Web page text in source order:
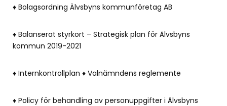
♦ Bolagsordning Älvsbyns kommunföretag AB
♦ Balanserat styrkort – Strategisk plan för Älvsbyns
kommun 2019-2021
♦ Internkontrollplan ♦ Valnämndens reglemente
♦ Policy för behandling av personuppgifter i Älvsbyns